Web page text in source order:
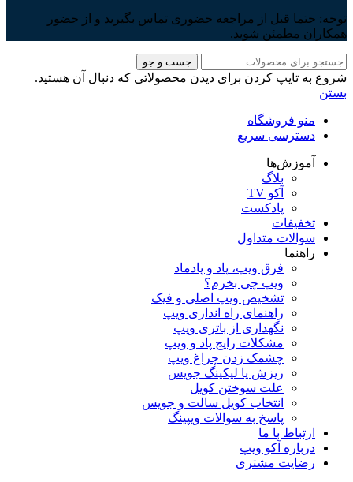
توجه: حتما قبل از مراجعه حضوری تماس بگیرید و از حضور
همکاران مطمئن شوید.
جست و جو
شروع به تایپ کردن برای دیدن محصولاتی که دنبال آن هستید.
بستن
منو فروشگاه
دسترسی سریع
آموزش‌ها
بلاگ
آکو TV
پادکست
تخفیفات
سوالات متداول
راهنما
فرق ویپ، پاد و پادماد
ویپ چی بخرم؟
تشخیص ویپ اصلی و فیک
راهنمای راه اندازی ویپ
نگهداری از باتری ویپ
مشکلات رایج پاد و ویپ
چشمک زدن چراغ ویپ
ریزش یا لیکینگ جویس
علت سوختن کویل
انتخاب کویل سالت و جویس
پاسخ به سوالات ویپینگ
ارتباط با ما
درباره آکو ویپ
رضایت مشتری